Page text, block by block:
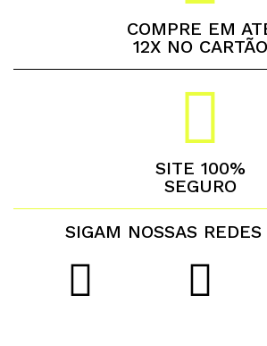
COMPRE EM
12X NO CARTÃO
SITE 100%
SEGURO
SIGAM NOSSAS REDES